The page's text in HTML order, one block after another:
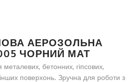
АЕРОЗОЛЬНА
ЧОРНИЙ МАТ
бетонних, гіпсових,
поверхонь. Зручна для роботи з